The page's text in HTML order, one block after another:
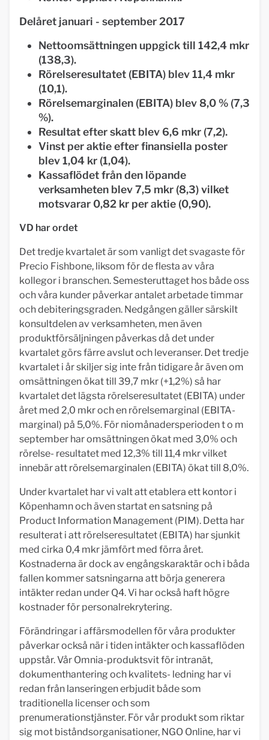
Delåret januari - september 2017
Nettoomsättningen uppgick till 142,4 mkr
(138,3).
Rörelseresultatet (EBITA) blev 11,4 mkr
(10,1).
Rörelsemarginalen (EBITA) blev 8,0 % (7,3
%).
Resultat efter skatt blev 6,6 mkr (7,2).
Vinst per aktie efter finansiella poster
blev 1,04 kr (1,04).
Kassaflödet från den löpande
verksamheten blev 7,5 mkr (8,3) vilket
motsvarar 0,82 kr per aktie (0,90).
VD har ordet
Det tredje kvartalet är som vanligt det svagaste för
Precio Fishbone, liksom för de flesta av våra
kollegor i branschen. Semesteruttaget hos både oss
och våra kunder påverkar antalet arbetade timmar
och debiteringsgraden. Nedgången gäller särskilt
konsultdelen av verksamheten, men även
produktförsäljningen påverkas då det under
kvartalet görs färre avslut och leveranser. Det tredje
kvartalet i år skiljer sig inte från tidigare år även om
omsättningen ökat till 39,7 mkr (+1,2%) så har
kvartalet det lägsta rörelseresultatet (EBITA) under
året med 2,0 mkr och en rörelsemarginal (EBITA-
marginal) på 5,0%. För niomånadersperioden t o m
september har omsättningen ökat med 3,0% och
rörelse- resultatet med 12,3% till 11,4 mkr vilket
innebär att rörelsemarginalen (EBITA) ökat till 8,0%.
Under kvartalet har vi valt att etablera ett kontor i
Köpenhamn och även startat en satsning på
Product Information Management (PIM). Detta har
resulterat i att rörelseresultatet (EBITA) har sjunkit
med cirka 0,4 mkr jämfört med förra året.
Kostnaderna är dock av engångskaraktär och i båda
fallen kommer satsningarna att börja generera
intäkter redan under Q4. Vi har också haft högre
kostnader för personalrekrytering.
Förändringar i affärsmodellen för våra produkter
påverkar också när i tiden intäkter och kassaflöden
uppstår. Vår Omnia-produktsvit för intranät,
dokumenthantering och kvalitets- ledning har vi
redan från lanseringen erbjudit både som
traditionella licenser och som
prenumerationstjänster. För vår produkt som riktar
sig mot biståndsorganisationer, NGO Online, har vi